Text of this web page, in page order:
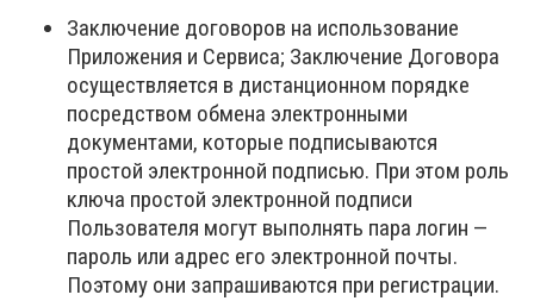
Заключение договоров на использование
Приложения и Сервиса; Заключение Договора
осуществляется в дистанционном порядке
посредством обмена электронными
документами, которые подписываются
простой электронной подписью. При этом роль
ключа простой электронной подписи
Пользователя могут выполнять пара логин —
пароль или адрес его электронной почты.
Поэтому они запрашиваются при регистрации.